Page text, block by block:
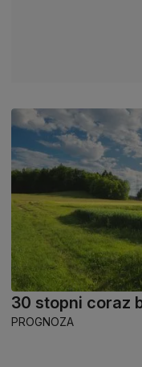
30 stopni coraz
PROGNOZA